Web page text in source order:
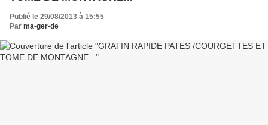
Publié le 29/08/2013 à 15:55
Par ma-ger-de